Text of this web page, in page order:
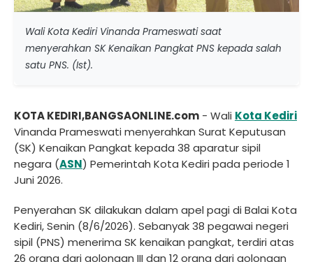
Wali Kota Kediri Vinanda Prameswati saat
menyerahkan SK Kenaikan Pangkat PNS kepada salah
satu PNS. (Ist).
KOTA KEDIRI,BANGSAONLINE.com - Wali Kota Kediri
Vinanda Prameswati menyerahkan Surat Keputusan
(SK) Kenaikan Pangkat kepada 38 aparatur sipil
negara (ASN) Pemerintah Kota Kediri pada periode 1
Juni 2026.
Penyerahan SK dilakukan dalam apel pagi di Balai Kota
Kediri, Senin (8/6/2026). Sebanyak 38 pegawai negeri
sipil (PNS) menerima SK kenaikan pangkat, terdiri atas
26 orang dari golongan III dan 12 orang dari golongan